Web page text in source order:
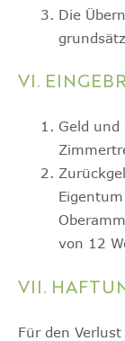
Die
VI.
Geld
von 12
VII.
Für den